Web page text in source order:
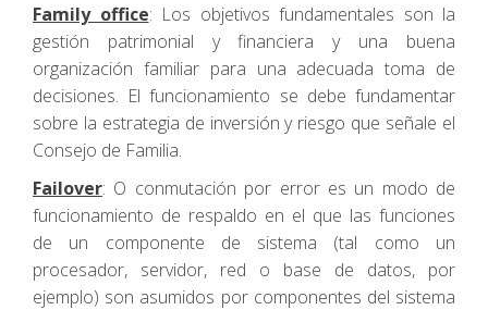
Family office: Los objetivos fundamentales son la
gestión patrimonial y financiera y una buena
organización familiar para una adecuada toma de
decisiones. El funcionamiento se debe fundamentar
sobre la estrategia de inversión y riesgo que señale el
Consejo de Familia.
Failover: O conmutación por error es un modo de
funcionamiento de respaldo en el que las funciones
de un componente de sistema (tal como un
procesador, servidor, red o base de datos, por
ejemplo) son asumidos por componentes del sistema